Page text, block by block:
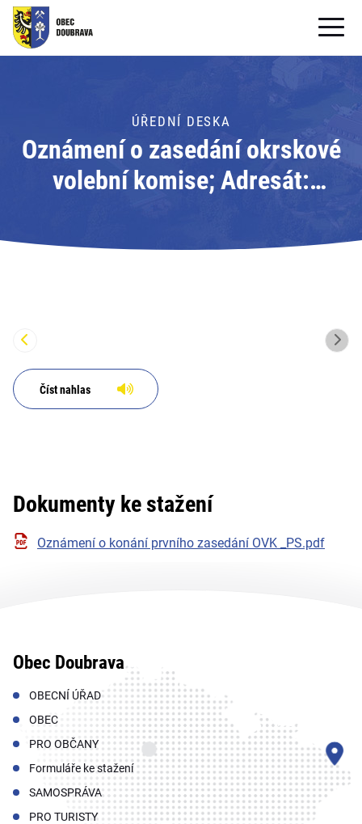
OBECNÍ ÚŘAD
PRO OBČANY
Formuláře ke stažení
PRO TURISTY
ÚŘEDNÍ DESKA
Oznámení o zasedání okrskové
volební komise; Adresát:
Číst nahlas
Dokumenty ke stažení
Oznámení o konání prvního zasedání OVK _PS.pdf
Obec Doubrava
OBECNÍ ÚŘAD
OBEC
PRO OBČANY
Formuláře ke stažení
SAMOSPRÁVA
PRO TURISTY